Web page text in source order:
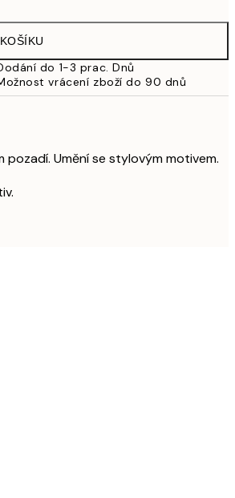
do 1-3 prac. Dnů
vrácení zboží do 90 dnů
Umění se stylovým motivem.